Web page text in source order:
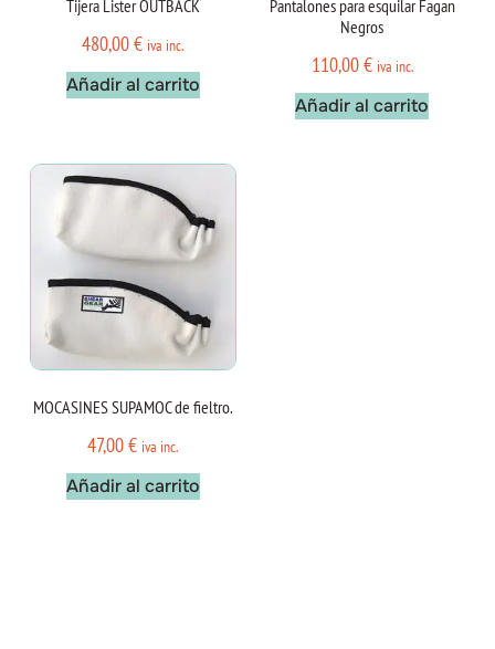
Tijera Lister OUTBACK
480,00€ iva inc.
Añadir al carrito
Pantalones para esquilar Fagan
Negros
110,00€ iva inc.
Añadir al carrito
MOCASINES SUPAMOC de fieltro.
47,00€ iva inc.
Añadir al carrito